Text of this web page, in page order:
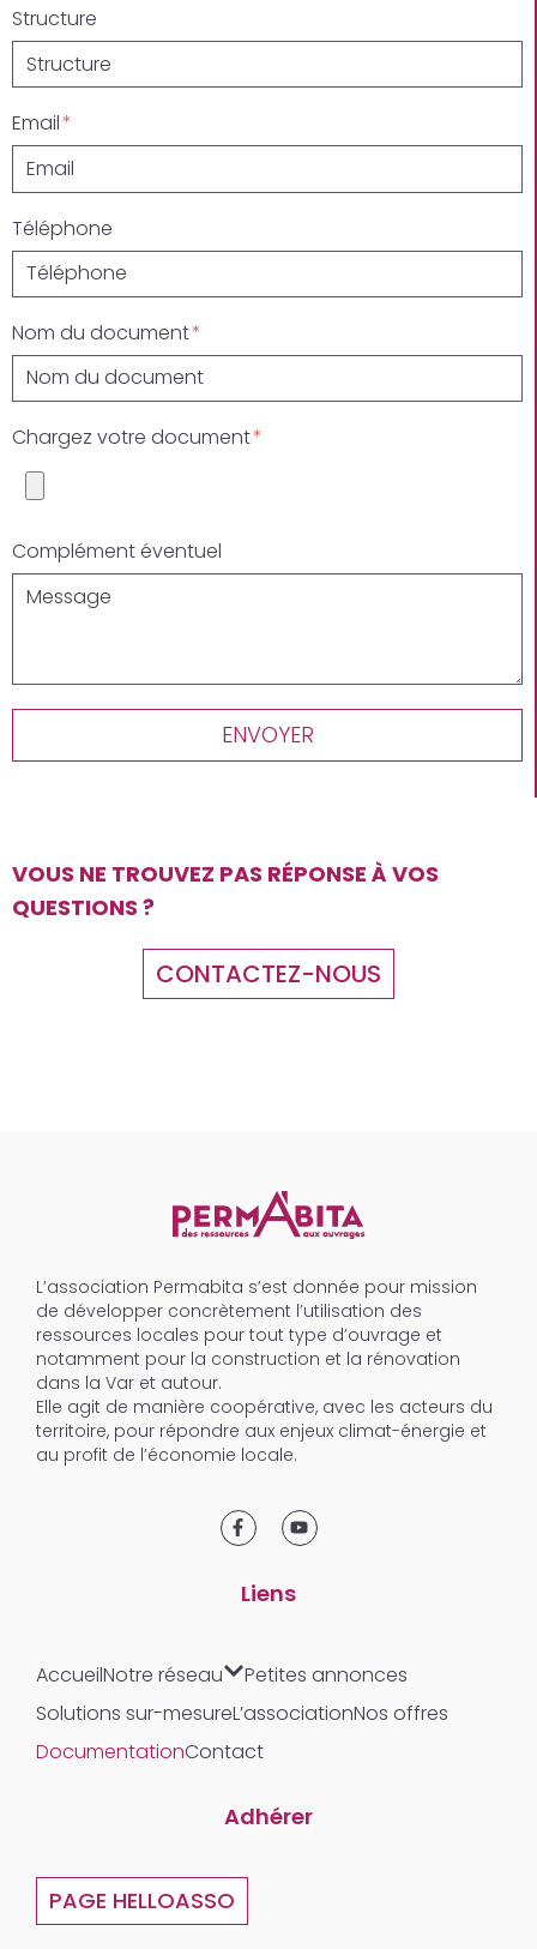
Structure
Email
Téléphone
Nom du document
Chargez votre document
Complément éventuel
ENVOYER
VOUS NE TROUVEZ PAS RÉPONSE À VOS
QUESTIONS ?
CONTACTEZ-NOUS
L’association Permabita s’est donnée pour mission
de développer concrètement l’utilisation des
ressources locales pour tout type d’ouvrage et
notamment pour la construction et la rénovation
dans la Var et autour.
Elle agit de manière coopérative, avec les acteurs du
territoire, pour répondre aux enjeux climat-énergie et
au profit de l’économie locale.
Liens
AccueilNotre réseau
Petites annonces
Solutions sur-mesureL’associationNos offres
DocumentationContact
Adhérer
PAGE HELLOASSO